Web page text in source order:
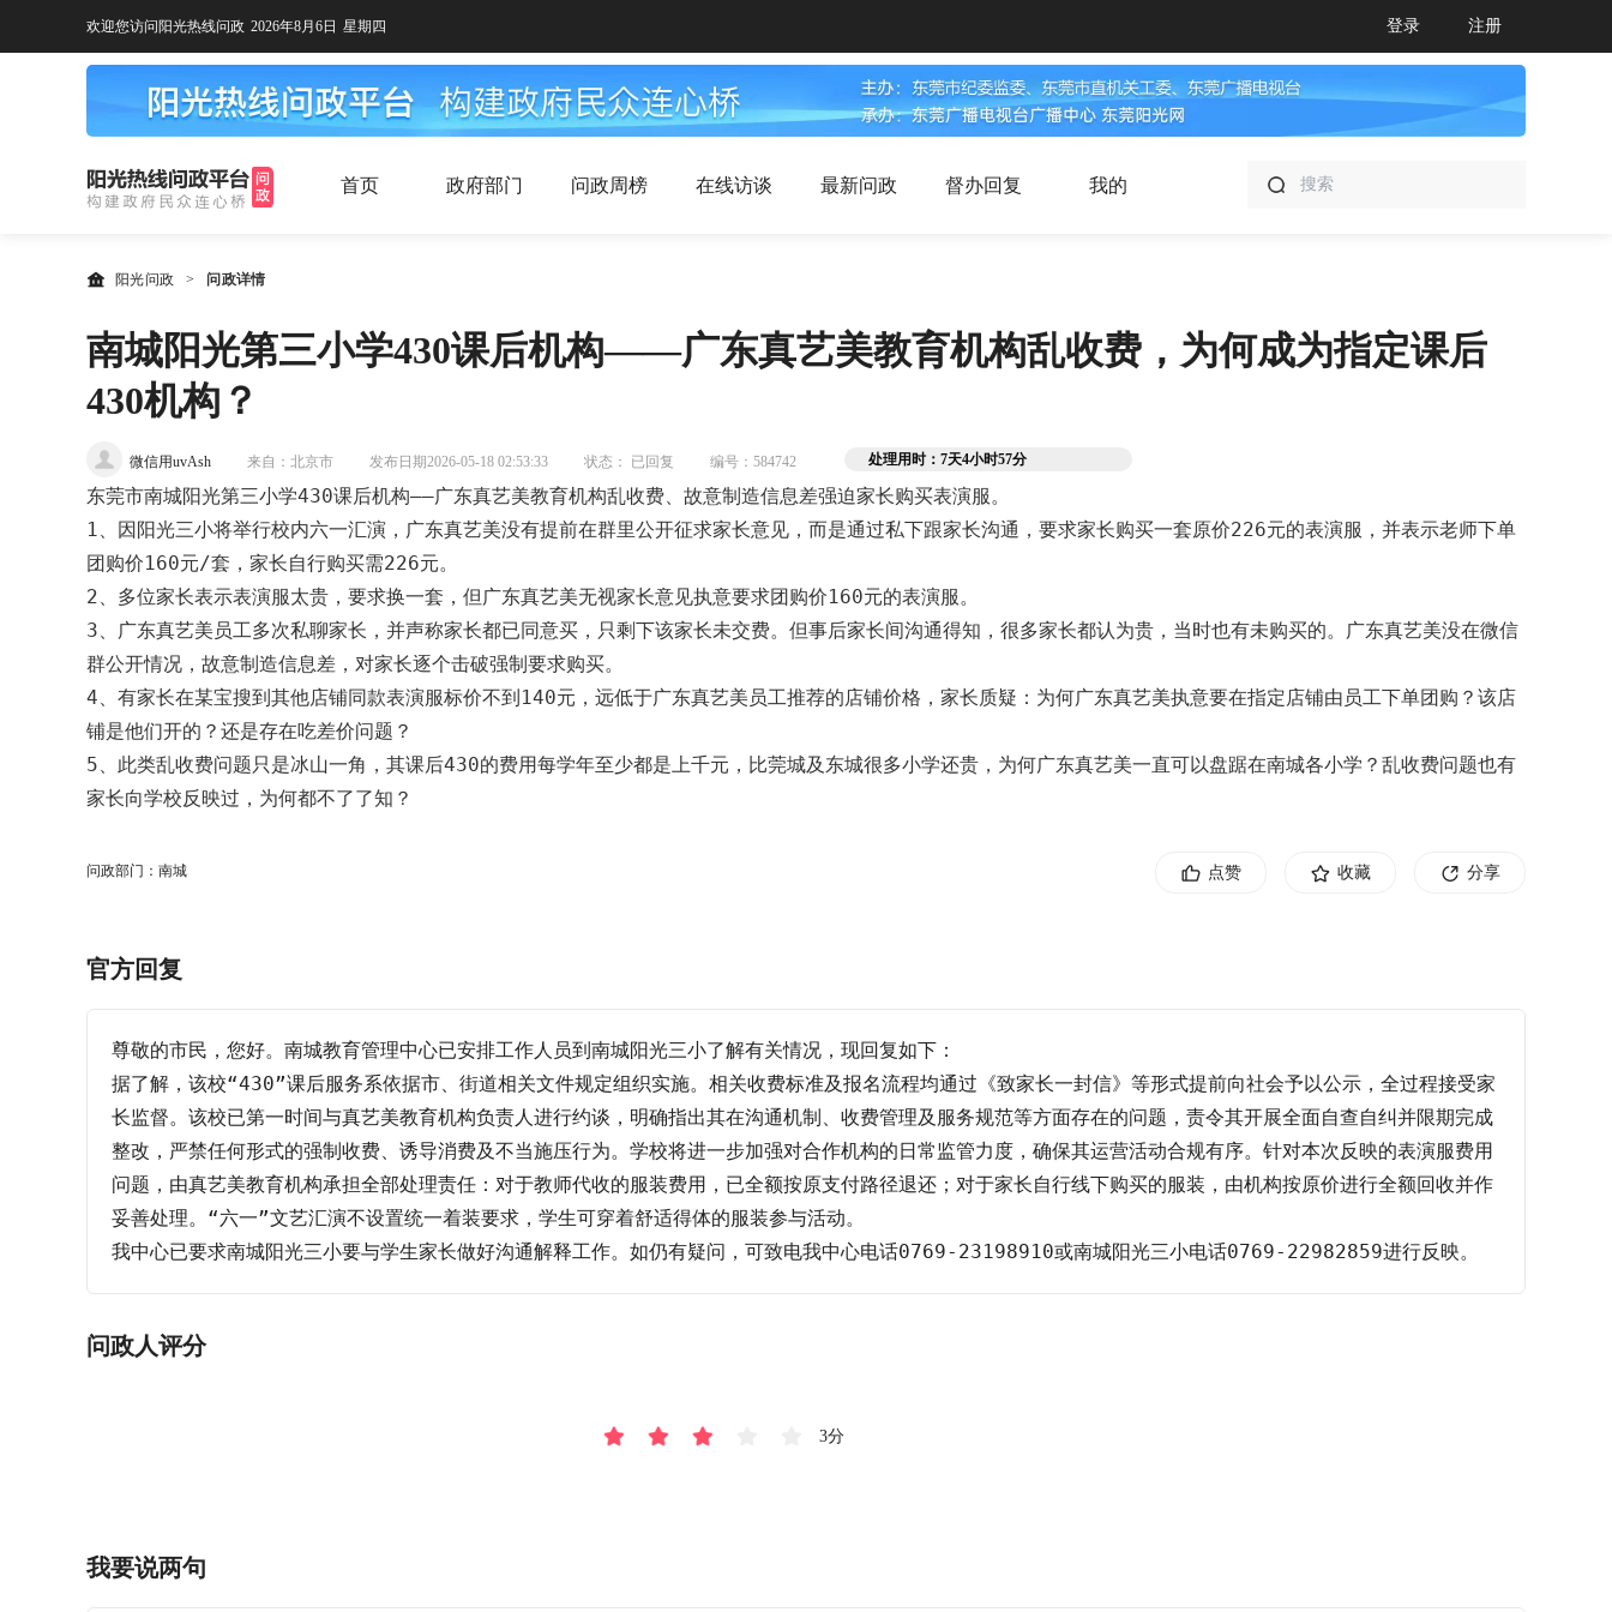
欢迎您访问阳光热线问政 2026年8月6日 星期四 登录 注册
首页 政府部门 问政周榜 在线访谈 最新问政 督办回复 我的
阳光问政 > 问政详情
南城阳光第三小学430课后机构——广东真艺美教育机构乱收费，为何成为指定课后
430机构？
微信用uvAsh 来自：北京市 发布日期2026-05-18 02:53:33 状态： 已回复 编号：584742 处理用时：7天4小时57分
东莞市南城阳光第三小学430课后机构——广东真艺美教育机构乱收费、故意制造信息差强迫家长购买表演服。
1、因阳光三小将举行校内六一汇演，广东真艺美没有提前在群里公开征求家长意见，而是通过私下跟家长沟通，要求家长购买一套原价226元的表演服，并表示老师下单
团购价160元/套，家长自行购买需226元。
2、多位家长表示表演服太贵，要求换一套，但广东真艺美无视家长意见执意要求团购价160元的表演服。
3、广东真艺美员工多次私聊家长，并声称家长都已同意买，只剩下该家长未交费。但事后家长间沟通得知，很多家长都认为贵，当时也有未购买的。广东真艺美没在微信
群公开情况，故意制造信息差，对家长逐个击破强制要求购买。
4、有家长在某宝搜到其他店铺同款表演服标价不到140元，远低于广东真艺美员工推荐的店铺价格，家长质疑：为何广东真艺美执意要在指定店铺由员工下单团购？该店
铺是他们开的？还是存在吃差价问题？
5、此类乱收费问题只是冰山一角，其课后430的费用每学年至少都是上千元，比莞城及东城很多小学还贵，为何广东真艺美一直可以盘踞在南城各小学？乱收费问题也有
家长向学校反映过，为何都不了了知？
问政部门：南城 点赞 收藏 分享
官方回复
尊敬的市民，您好。南城教育管理中心已安排工作人员到南城阳光三小了解有关情况，现回复如下：
据了解，该校“430”课后服务系依据市、街道相关文件规定组织实施。相关收费标准及报名流程均通过《致家长一封信》等形式提前向社会予以公示，全过程接受家
长监督。该校已第一时间与真艺美教育机构负责人进行约谈，明确指出其在沟通机制、收费管理及服务规范等方面存在的问题，责令其开展全面自查自纠并限期完成
整改，严禁任何形式的强制收费、诱导消费及不当施压行为。学校将进一步加强对合作机构的日常监管力度，确保其运营活动合规有序。针对本次反映的表演服费用
问题，由真艺美教育机构承担全部处理责任：对于教师代收的服装费用，已全额按原支付路径退还；对于家长自行线下购买的服装，由机构按原价进行全额回收并作
妥善处理。“六一”文艺汇演不设置统一着装要求，学生可穿着舒适得体的服装参与活动。
我中心已要求南城阳光三小要与学生家长做好沟通解释工作。如仍有疑问，可致电我中心电话0769-23198910或南城阳光三小电话0769-22982859进行反映。
问政人评分
3分
我要说两句